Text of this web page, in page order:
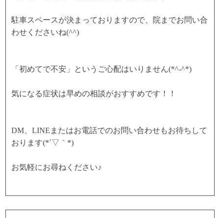
駐車スペースが決まっておりますので、院までお問い合
わせくださいね(^^)
「初めてで不安」というご心配はいりません(*^-^*)
気になる症状は早めの相談がおすすめです！！
DM、LINEまたはお電話でのお問い合わせもお待ちして
おります(*´▽｀*)
お気軽にお尋ねください♪